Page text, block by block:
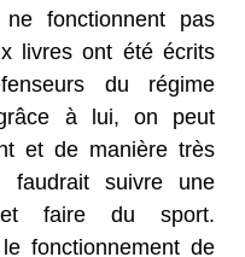
fonctionnent pas
livres ont été écrits
du régime
à lui, on peut
et de manière très
faudrait suivre une
et faire du sport.
fonctionnement de